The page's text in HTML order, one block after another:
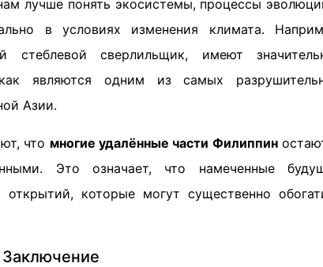
лучше понять экосистемы, процессы
в условиях изменения климата.
сверлильщик, имеют
как являются одним из самых
Азии.
что многие удалённые части Филиппин
Это означает, что намеченные
которые могут существенно